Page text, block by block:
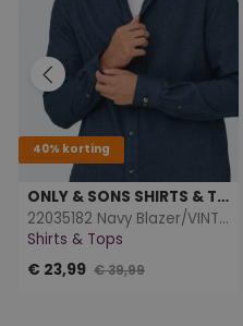
40% korting
ONLY & SONS SHIRTS & TOPS
22035182 Navy Blazer/VINTAGE INDIGO
Shirts & Tops
€ 23,99 € 39,99